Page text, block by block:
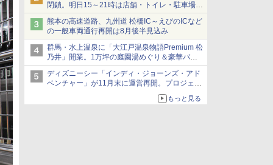
閉鎖。明日15～21時は店舗・トイレ・駐車場の
利用不可
熊本の高速道路、九州道 松橋IC～えびのICなど
の一般車両通行再開は8月後半見込み
群馬・水上温泉に「大江戸温泉物語Premium 松
乃井」開業。1万坪の庭園湯めぐり＆豪華バイ
キングを体験してきた！
ディズニーシー「インディ・ジョーンズ・アド
ベンチャー」が11月末に運営再開。プロジェク
ションマッピングを追加、DPAは1500円
もっと見る